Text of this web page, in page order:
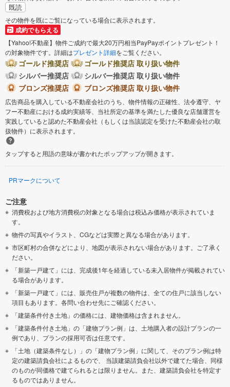
既読
その物件を既にご覧になっている場合に表示されます。
成約でもらえる
【Yahoo!不動産】物件ご成約で最大20万円相当PayPayポイントプレゼント！
の対象物件です。詳細はプレゼント詳細をご覧ください。
ゴールド推奨店
ゴールド推奨店 取り扱い物件
シルバー推奨店
シルバー推奨店 取り扱い物件
ブロンズ推奨店
ブロンズ推奨店 取り扱い物件
広告商品を購入している不動産会社のうち、物件情報の正確性、法令遵守、ヤ
フー不動産における成約実績等、当社所定の基準を満たした優良な店舗運営を
実践していると認めた不動産会社（もしくは当該認定を受けた不動産会社の取
扱物件）に表示されます。
タップすると用語の意味が書かれたポップアップが開きます。
PRマークについて
ご注意
消費税および地方消費税の対象となる場合は税込み価格が表示されていま
す。
物件の写真やイラスト、CGなどは実際と異なる場合があります。
市区町村の合併などにより、地図が表示されない場合があります。ご了承く
ださい。
「新築一戸建て」には、完成後1年を経過している未入居物件が掲載されてい
る場合があります。
「新築一戸建て」には、販売住戸が複数の物件は、全ての住戸に該当しない
項目もあります。各問い合わせ先にご確認ください。
「建築条件付き土地」の価格には、建物価格は含まれません。
「建築条件付き土地」の「建物プラン例」は、土地購入者の設計プランの一
例であり、プランの採用可否は任意です。
「土地（建築条件なし）」の「建物プラン例」に関して、そのプラン例は特
定の建築請負会社によるもので、 当該建築請負会社以外で建てた場合、同様
のものが同価格で建てられるとは限りません。また、建築請負会社を特定す
るものではありません。